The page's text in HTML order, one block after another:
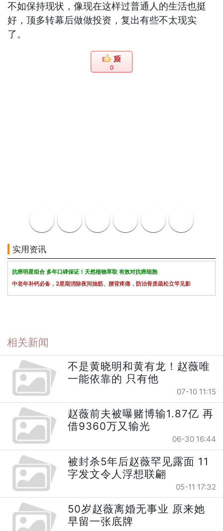
不如保持现状，像现在这样过普通人的生活也挺
好，顶多转幕后做做投资，复出有些不太现实
了。
0
实用资讯
抗癌明星组合 多年口碑保证！天然植物萃取 有效对抗癌细胞
中老年补钙必备，2星期消除夜间抽筋、腰背疼痛，防治骨质疏松立竿见影
相关新闻
不是黄晓明和黄有龙！赵薇唯
一能依靠的 只有他
07-10 11:15
赵薇前夫被曝赌博输1.87亿 再
借9360万又输光
06-30 16:44
被封杀5年后赵薇罕见露面 11
字发文令人浮想联翩
05-11 17:32
50岁赵薇离婚无事业 原来她
早留一张底牌